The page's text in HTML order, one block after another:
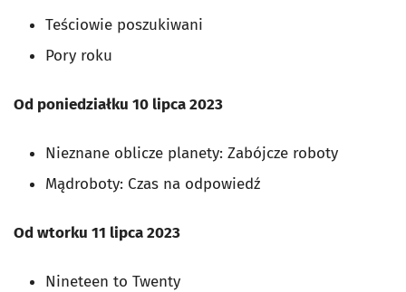
Teściowie poszukiwani
Pory roku
Od poniedziałku 10 lipca 2023
Nieznane oblicze planety: Zabójcze roboty
Mądroboty: Czas na odpowiedź
Od wtorku 11 lipca 2023
Nineteen to Twenty